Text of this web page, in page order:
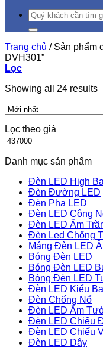
Tìm
kiếm:
Trang chủ /Sản phẩm
DVH301”
Lọc
Showing all 24 results
Lọc theo giá
Giá
thấp
nhất
Danh mục sản phẩm
Đèn LED High
Đèn Đường LED
Đèn Pha LED
Đèn LED Công
Đèn LED Âm
Đèn Led Chống
Máng Đèn LED
Bóng Đèn LED
Bóng Đèn LED
Bóng Đèn LED
Đèn LED Kiểu
Đèn Chống Nổ
Đèn LED Âm
Đèn LED Chiếu
Đèn LED Chiếu
Đèn LED Dây